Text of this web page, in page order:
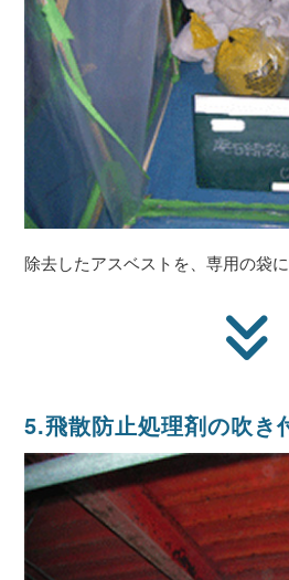
除去したアスベストを、専用の袋
5.飛散防止処理剤の吹き